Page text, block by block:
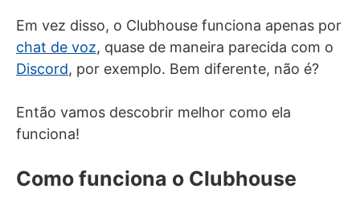
Em vez disso, o Clubhouse funciona apenas por
chat de voz, quase de maneira parecida com o
Discord, por exemplo. Bem diferente, não é?
Então vamos descobrir melhor como ela
funciona!
Como funciona o Clubhouse